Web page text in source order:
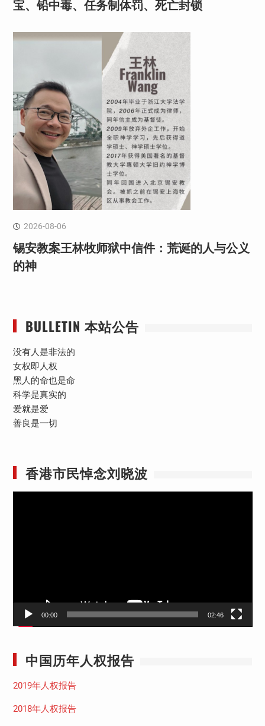
宝、铅中毒、任务制体罚、死亡封锁
2026-08-06
锡安教案王林牧师狱中信件：荒诞的人与公义
的神
BULLETIN 本站公告
没有人是非法的
女权即人权
黑人的命也是命
科学是真实的
爱就是爱
善良是一切
香港市民悼念刘晓波
00:00 02:46
中国历年人权报告
2019年人权报告
2018年人权报告